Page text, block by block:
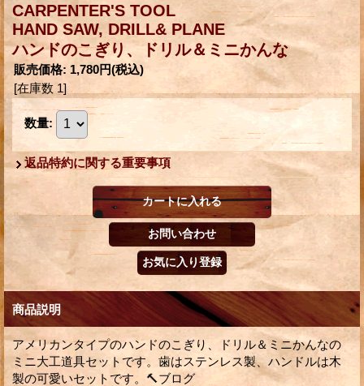
CARPENTER'S TOOL
HAND SAW, DRILL& PLANE
ハンドのこぎり、ドリル＆ミニかんな
販売価格: 1,780円(税込)
[在庫数 1]
数量:
返品特約に関する重要事項
商品説明
アメリカンタイプのハンドのこぎり、ドリル＆ミニかんなの
ミニ大工道具セットです。歯はステンレス製、ハンドルは木
製の可愛いセットです。🔨ブログ